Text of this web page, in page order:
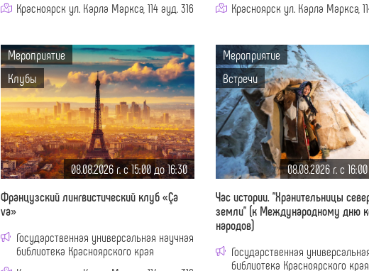
Красноярск ул. Карла Маркса, 114 ауд. 316
Красноярск ул. Карла Маркса,
Мероприятие
Клубы
08.08.2026 г. c 15:00 до 16:30
Французский лингвистический клуб «Ça
va»
Государственная универсальная научная
библиотека Красноярского края
Мероприятие
Встречи
08.08.2026 г. c
Час истории. "Хранительницы
земли" (к Международному дню
народов)
Государственная
библиотека Красноярского края